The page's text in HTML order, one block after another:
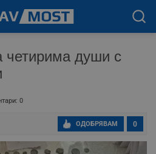
души с
0
0
ОДОБРЯВАМ